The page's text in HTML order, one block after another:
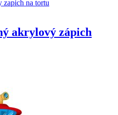
akrylový zápich